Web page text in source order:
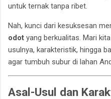
untuk ternak tanpa ribet.
Nah, kunci dari kesuksesan
odot yang berkualitas. Mari
usulnya, karakteristik, hingga
agar tumbuh subur di lahan
Asal-Usul dan